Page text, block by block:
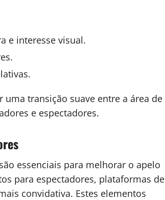
e interesse visual.
transição suave entre a área de
e espectadores.
essenciais para melhorar o apelo
para espectadores, plataformas de
convidativa. Estes elementos